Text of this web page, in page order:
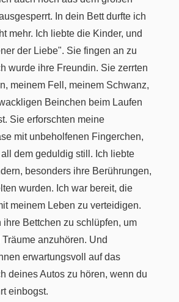
In dein Bett durfte ich
mehr. Ich liebte die Kinder, und
der Liebe". Sie fingen an zu
wurde ihre Freundin. Sie zerrten
meinem Fell, meinem Schwanz,
Beinchen beim Laufen
Sie erforschten meine
mit unbeholfenen Fingerchen,
dem geduldig still. Ich liebte
besonders ihre Berührungen,
wurden. Ich war bereit, die
meinem Leben zu verteidigen.
ihre Bettchen zu schlüpfen, um
anzuhören. Und
erwartungsvoll auf das
deines Autos zu hören, wenn du
einbogst.